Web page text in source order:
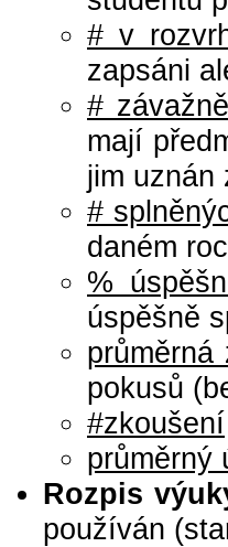
# v
zapsáni
#
mají
jim uznán
#
daném
%
úspěšně
průměrná
pokusů
#zkoušení
průměrný
Rozpis
používán